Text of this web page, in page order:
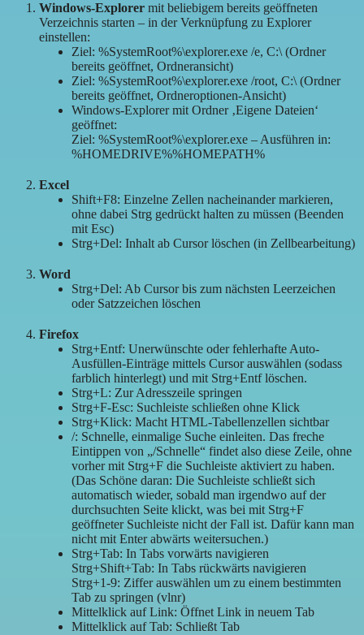
Windows-Explorer mit beliebigem bereits geöffneten
Verzeichnis starten – in der Verknüpfung zu Explorer
einstellen:
Ziel: %SystemRoot%\explorer.exe /e, C:\ (Ordner
bereits geöffnet, Ordneransicht)
Ziel: %SystemRoot%\explorer.exe /root, C:\ (Ordner
bereits geöffnet, Ordneroptionen-Ansicht)
Windows-Explorer mit Ordner ‚Eigene Dateien‘
geöffnet:
Ziel: %SystemRoot%\explorer.exe – Ausführen in:
%HOMEDRIVE%%HOMEPATH%
Excel
Shift+F8: Einzelne Zellen nacheinander markieren,
ohne dabei Strg gedrückt halten zu müssen (Beenden
mit Esc)
Strg+Del: Inhalt ab Cursor löschen (in Zellbearbeitung)
Word
Strg+Del: Ab Cursor bis zum nächsten Leerzeichen
oder Satzzeichen löschen
Firefox
Strg+Entf: Unerwünschte oder fehlerhafte Auto-
Ausfüllen-Einträge mittels Cursor auswählen (sodass
farblich hinterlegt) und mit Strg+Entf löschen.
Strg+L: Zur Adresszeile springen
Strg+F-Esc: Suchleiste schließen ohne Klick
Strg+Klick: Macht HTML-Tabellenzellen sichtbar
/: Schnelle, einmalige Suche einleiten. Das freche
Eintippen von „/Schnelle“ findet also diese Zeile, ohne
vorher mit Strg+F die Suchleiste aktiviert zu haben.
(Das Schöne daran: Die Suchleiste schließt sich
automatisch wieder, sobald man irgendwo auf der
durchsuchten Seite klickt, was bei mit Strg+F
geöffneter Suchleiste nicht der Fall ist. Dafür kann man
nicht mit Enter abwärts weitersuchen.)
Strg+Tab: In Tabs vorwärts navigieren
Strg+Shift+Tab: In Tabs rückwärts navigieren
Strg+1-9: Ziffer auswählen um zu einem bestimmten
Tab zu springen (vlnr)
Mittelklick auf Link: Öffnet Link in neuem Tab
Mittelklick auf Tab: Schließt Tab